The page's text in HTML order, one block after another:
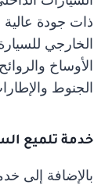
ذات جودة عالية
الخارجي
الأوساخ
الجنوط
خدمة تلميع
بالإضافة إلى